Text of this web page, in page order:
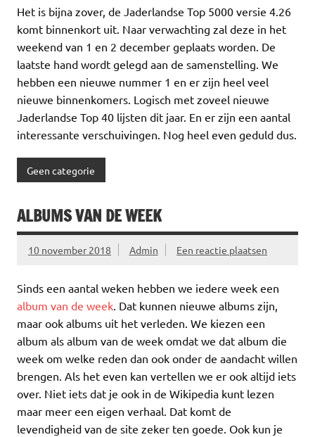
Het is bijna zover, de Jaderlandse Top 5000 versie 4.26
komt binnenkort uit. Naar verwachting zal deze in het
weekend van 1 en 2 december geplaats worden. De
laatste hand wordt gelegd aan de samenstelling. We
hebben een nieuwe nummer 1 en er zijn heel veel
nieuwe binnenkomers. Logisch met zoveel nieuwe
Jaderlandse Top 40 lijsten dit jaar. En er zijn een aantal
interessante verschuivingen. Nog heel even geduld dus.
Geen categorie
ALBUMS VAN DE WEEK
10 november 2018 Admin Een reactie plaatsen
Sinds een aantal weken hebben we iedere week een
album van de week. Dat kunnen nieuwe albums zijn,
maar ook albums uit het verleden. We kiezen een
album als album van de week omdat we dat album die
week om welke reden dan ook onder de aandacht willen
brengen. Als het even kan vertellen we er ook altijd iets
over. Niet iets dat je ook in de Wikipedia kunt lezen
maar meer een eigen verhaal. Dat komt de
levendigheid van de site zeker ten goede. Ook kun je